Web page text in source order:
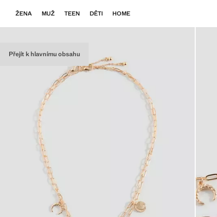
Přejít k hlavnímu obsahu
ŽENA MUŽ TEEN DĚTI HOME